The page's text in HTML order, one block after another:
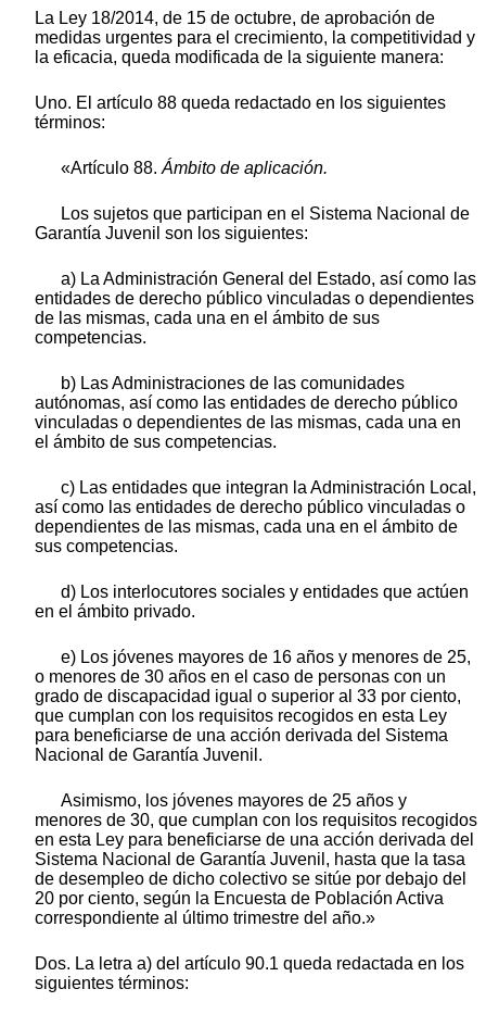
La Ley 18/2014, de 15 de octubre, de aprobación de
medidas urgentes para el crecimiento, la competitividad y
la eficacia, queda modificada de la siguiente manera:
Uno. El artículo 88 queda redactado en los siguientes
términos:
«Artículo 88. Ámbito de aplicación.
Los sujetos que participan en el Sistema Nacional de
Garantía Juvenil son los siguientes:
a) La Administración General del Estado, así como las
entidades de derecho público vinculadas o dependientes
de las mismas, cada una en el ámbito de sus
competencias.
b) Las Administraciones de las comunidades
autónomas, así como las entidades de derecho público
vinculadas o dependientes de las mismas, cada una en
el ámbito de sus competencias.
c) Las entidades que integran la Administración Local,
así como las entidades de derecho público vinculadas o
dependientes de las mismas, cada una en el ámbito de
sus competencias.
d) Los interlocutores sociales y entidades que actúen
en el ámbito privado.
e) Los jóvenes mayores de 16 años y menores de 25,
o menores de 30 años en el caso de personas con un
grado de discapacidad igual o superior al 33 por ciento,
que cumplan con los requisitos recogidos en esta Ley
para beneficiarse de una acción derivada del Sistema
Nacional de Garantía Juvenil.
Asimismo, los jóvenes mayores de 25 años y
menores de 30, que cumplan con los requisitos recogidos
en esta Ley para beneficiarse de una acción derivada del
Sistema Nacional de Garantía Juvenil, hasta que la tasa
de desempleo de dicho colectivo se sitúe por debajo del
20 por ciento, según la Encuesta de Población Activa
correspondiente al último trimestre del año.»
Dos. La letra a) del artículo 90.1 queda redactada en los
siguientes términos: